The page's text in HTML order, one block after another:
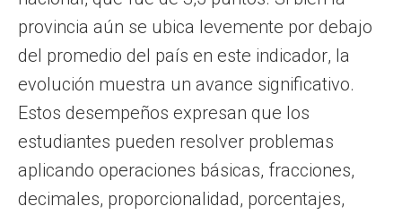
provincia aún se ubica levemente por debajo
del promedio del país en este indicador, la
evolución muestra un avance significativo.
Estos desempeños expresan que los
estudiantes pueden resolver problemas
aplicando operaciones básicas, fracciones,
decimales, proporcionalidad, porcentajes,